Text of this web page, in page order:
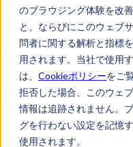
のブラウジング体験を改
と、ならびにこのウェブ
問者に関する解析と指標
用されます。当社で使用
は、 Cookieポリシーをご
拒否した場合、このウェ
情報は追跡されません。
グを行わない設定を記憶
使用されます。
AI
プラ